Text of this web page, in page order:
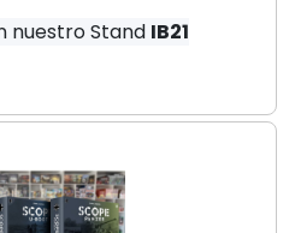
nuestro Stand IB21